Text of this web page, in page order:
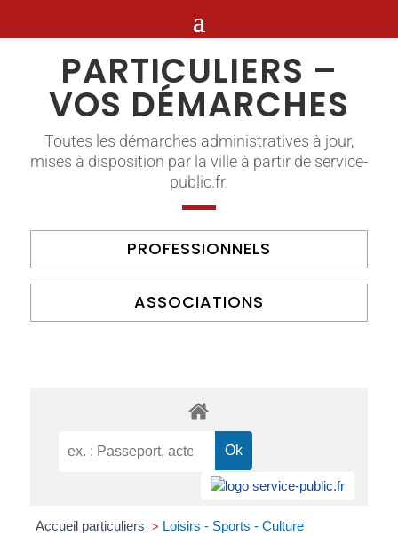
PARTICULIERS –
VOS DÉMARCHES
Toutes les démarches administratives à jour,
mises à disposition par la ville à partir de service-
public.fr.
PROFESSIONNELS
ASSOCIATIONS
Accueil particuliers > Loisirs - Sports - Culture